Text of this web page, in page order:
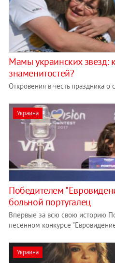
Мамы украинских звезд:
знаменитостей?
Откровения в честь праздника
Украина
Победителем
больной португалец
Впервые за всю свою историю
песенном конкурсе
Украина